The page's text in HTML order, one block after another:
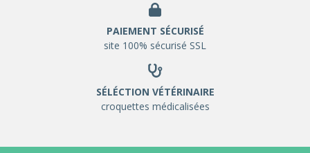
PAIEMENT SÉCURISÉ
site 100% sécurisé SSL
SÉLÉCTION VÉTÉRINAIRE
croquettes médicalisées